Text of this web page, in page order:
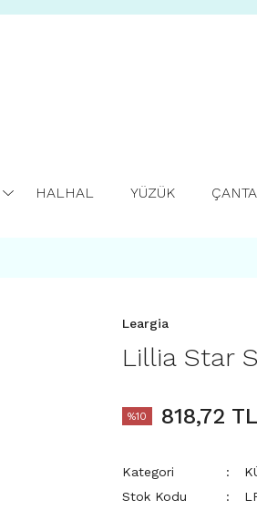
HALHAL YÜZÜK ÇANTA
Leargia
Lillia Star
%10 818,72 TL
Kategori
Stok Kodu